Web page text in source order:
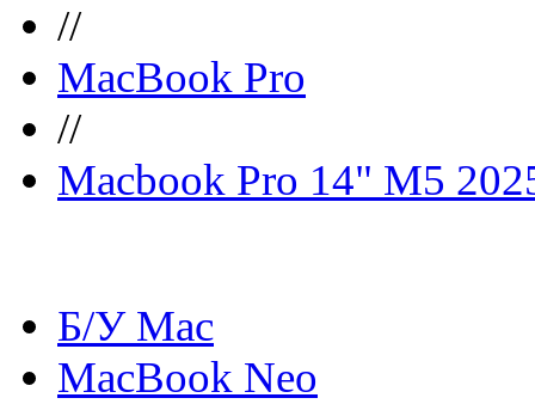
//
MacBook Pro
//
Macbook Pro 14" M5
Б/У Mac
MacBook Neo